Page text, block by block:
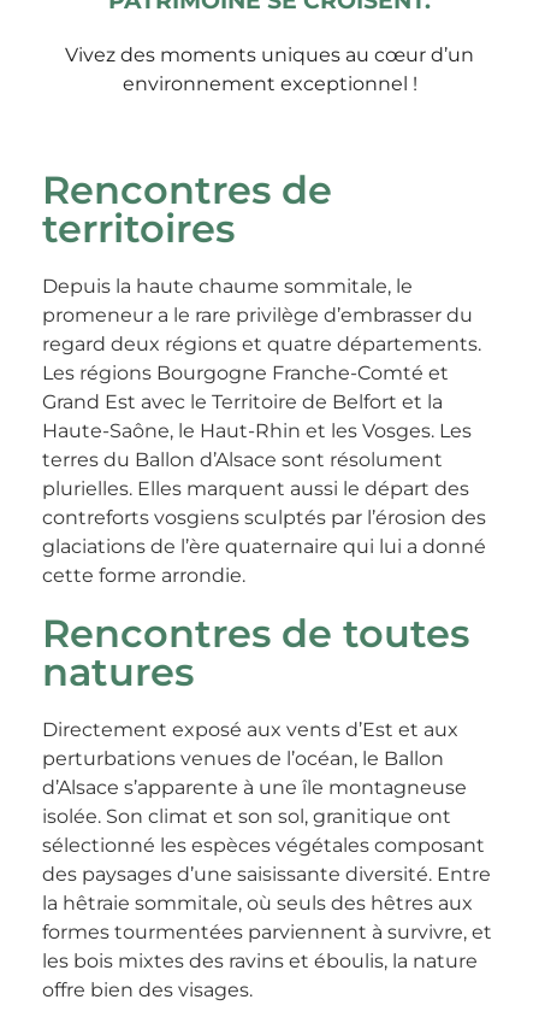
Vivez des moments uniques au cœur d’un
environnement exceptionnel !
Rencontres de
territoires
Depuis la haute chaume sommitale, le
promeneur a le rare privilège d’embrasser du
regard deux régions et quatre départements.
Les régions Bourgogne Franche-Comté et
Grand Est avec le Territoire de Belfort et la
Haute-Saône, le Haut-Rhin et les Vosges. Les
terres du Ballon d’Alsace sont résolument
plurielles. Elles marquent aussi le départ des
contreforts vosgiens sculptés par l’érosion des
glaciations de l’ère quaternaire qui lui a donné
cette forme arrondie.
Rencontres de toutes
natures
Directement exposé aux vents d’Est et aux
perturbations venues de l’océan, le Ballon
d’Alsace s’apparente à une île montagneuse
isolée. Son climat et son sol, granitique ont
sélectionné les espèces végétales composant
des paysages d’une saisissante diversité. Entre
la hêtraie sommitale, où seuls des hêtres aux
formes tourmentées parviennent à survivre, et
les bois mixtes des ravins et éboulis, la nature
offre bien des visages.